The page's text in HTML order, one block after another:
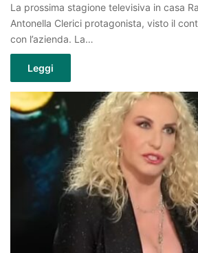
La prossima stagione televisiva in casa
Antonella Clerici protagonista, visto il
con l’azienda. La…
Leggi